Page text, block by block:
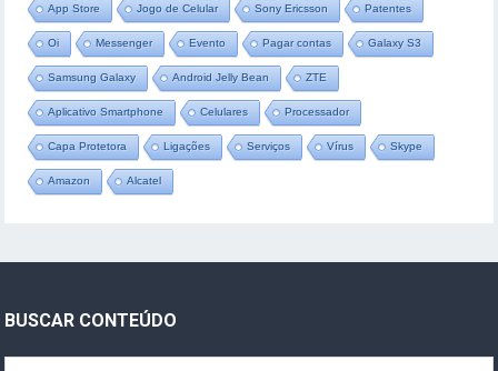
App Store Jogo de Celular Sony Ericsson Patentes
Oi Messenger Evento Pagar contas Galaxy S3
Samsung Galaxy Android Jelly Bean ZTE
Aplicativo Smartphone Celulares Processador
Capa Protetora Ligações Serviços Vírus Skype
Amazon Alcatel
BUSCAR CONTEÚDO